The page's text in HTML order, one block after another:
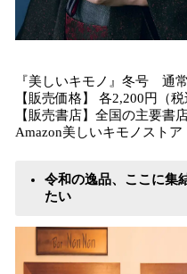
『美しいキモノ』冬号 通
【販売価格】 各2,200円（税
【販売書店】全国の主要書
Amazon美しいキモノストア
令和の逸品、ここに集
たい